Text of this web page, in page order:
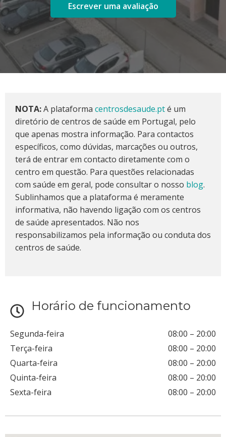
Escrever uma avaliação
Horário de funcionamento
Segunda-feira 08:00 – 20:00
Terça-feira
08:00 – 20:00
Quarta-feira
08:00 – 20:00
Quinta-feira
08:00 – 20:00
Sexta-feira
08:00 – 20:00
NOTA:A plataforma centrosdesaude.pté um
diretório de centros de saúde em Portugal, pelo
que apenas mostra informação. Para contactos
específicos, como dúvidas, marcações ou outros,
terá de entrar em contacto diretamente com o
centro em questão. Para questões relacionadas
com saúde em geral, pode consultar o nosso blog.
Sublinhamos que a plataforma é meramente
informativa, não havendo ligação com os centros
de saúde apresentados. Não nos
responsabilizamos pela informação ou conduta dos
centros de saúde.